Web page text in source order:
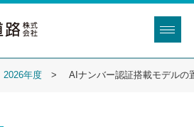
2026年度 AIナンバー認証搭載モデルの